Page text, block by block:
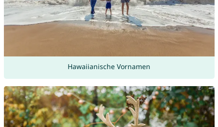
Hawaiianische Vornamen